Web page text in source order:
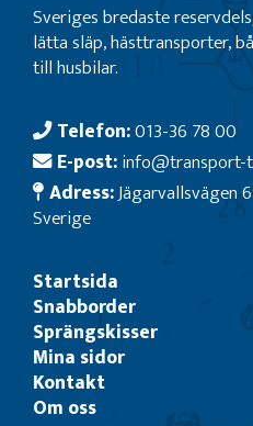
Sveriges bredaste
lätta släp, hästtransporter,
till husbilar.
Telefon:013-36 78 00
E-post:info@transport-
Adress:Jägarvallsvägen
Sverige
Startsida
Snabborder
Sprängskisser
Mina sidor
Kontakt
Om oss